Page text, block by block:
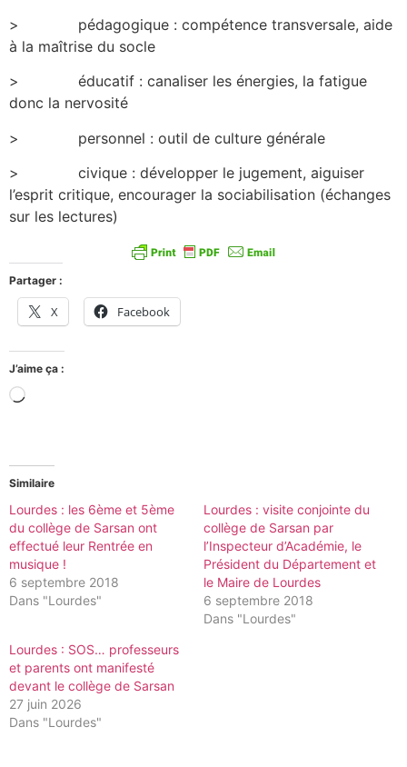
> pédagogique : compétence transversale, aide
à la maîtrise du socle
> éducatif : canaliser les énergies, la fatigue
donc la nervosité
> personnel : outil de culture générale
> civique : développer le jugement, aiguiser
l’esprit critique, encourager la sociabilisation (échanges
sur les lectures)
Partager :
X Facebook
J’aime ça :
Similaire
Lourdes : les 6ème et 5ème
du collège de Sarsan ont
effectué leur Rentrée en
musique !
6 septembre 2018
Dans "Lourdes"
Lourdes : visite conjointe du
collège de Sarsan par
l’Inspecteur d’Académie, le
Président du Département et
le Maire de Lourdes
6 septembre 2018
Dans "Lourdes"
Lourdes : SOS… professeurs
et parents ont manifesté
devant le collège de Sarsan
27 juin 2026
Dans "Lourdes"